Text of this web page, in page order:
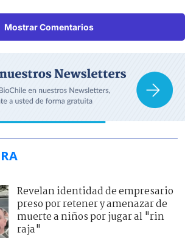
Mostrar Comentarios
Revelan identidad de empresario
preso por retener y amenazar de
muerte a niños por jugar al "rin
raja"